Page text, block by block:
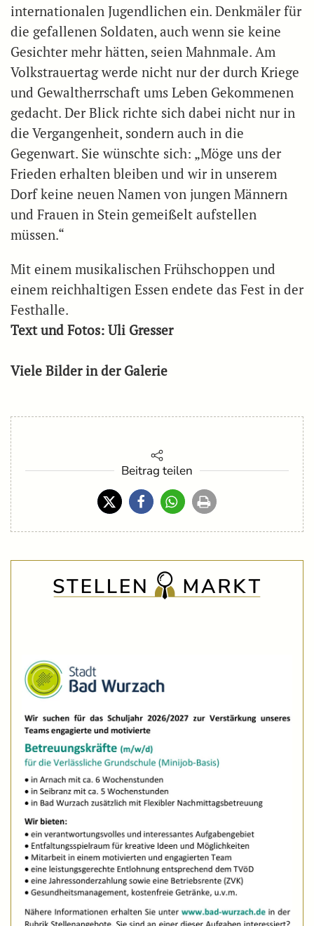
internationalen Jugendlichen ein. Denkmäler für
die gefallenen Soldaten, auch wenn sie keine
Gesichter mehr hätten, seien Mahnmale. Am
Volkstrauertag werde nicht nur der durch Kriege
und Gewaltherrschaft ums Leben Gekommenen
gedacht. Der Blick richte sich dabei nicht nur in
die Vergangenheit, sondern auch in die
Gegenwart. Sie wünschte sich: „Möge uns der
Frieden erhalten bleiben und wir in unserem
Dorf keine neuen Namen von jungen Männern
und Frauen in Stein gemeißelt aufstellen
müssen.“
Mit einem musikalischen Frühschoppen und
einem reichhaltigen Essen endete das Fest in der
Festhalle.
Text und Fotos: Uli Gresser
Viele Bilder in der Galerie
Beitrag teilen